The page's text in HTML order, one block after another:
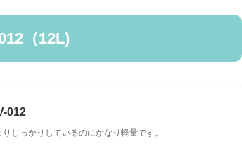
（12L)
012
しっかりしているのにかなり軽量です。